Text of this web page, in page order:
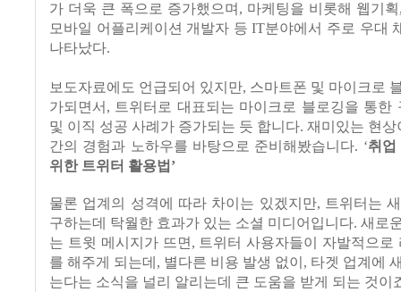
가 더욱 큰 폭으로 증가했으며 , 마케팅을 비롯해 웹기획
모바일 어플리케이션 개발자 등 IT분야에서 주로 우대
나타났다.
보도자료에도 언급되어 있지만, 스마트폰 및 마이크로
가되면서 , 트위터로 대표되는 마이크로 블로깅을 통한
및 이직 성공 사례가 증가되는 듯 합니다. 재미있는 현상
간의 경험과 노하우를 바탕으로 준비해봤습니다. ‘취업
위한 트위터 활용법 ’
물론 업계의 성격에 따라 차이는 있겠지만, 트위터는
구하는데 탁월한 효과가 있는 소셜 미디어입니다. 새로
는 트윗 메시지가 뜨면, 트위터 사용자들이 자발적으로
를 해주게 되는데 , 별다른 비용 발생 없이 , 타겟 업계에
는다는 소식을 널리 알리는데 큰 도움을 받게 되는 것이